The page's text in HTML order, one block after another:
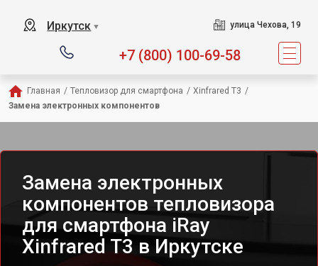
Иркутск ▼ улица Чехова, 19
+7 (800) 100-69-58
Главная / Тепловизор для смартфона / Xinfrared T3 /
Замена электронных компонентов
Замена электронных
компонентов тепловизора
для смартфона iRay
Xinfrared T3 в Иркутске